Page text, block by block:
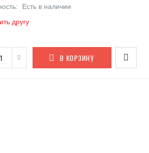
Есть в наличии
другу
В КОРЗИНУ